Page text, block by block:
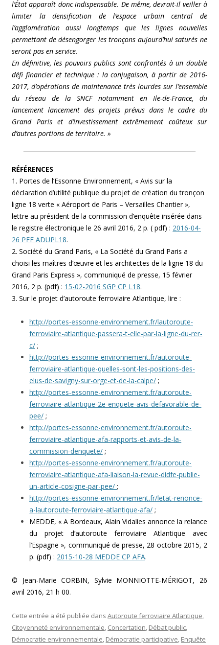
l’État apparaît donc indispensable. De même, devrait-il veiller à
limiter la densification de l’espace urbain central de
l’agglomération aussi longtemps que les lignes nouvelles
permettant de désengorger les tronçons aujourd’hui saturés ne
seront pas en service.
En définitive, les pouvoirs publics sont confrontés à un double
défi financier et technique : la conjugaison, à partir de 2016-
2017, d’opérations de maintenance très lourdes sur l’ensemble
du réseau de la SNCF notamment en Ile-de-France, du
lancement lancement des projets prévus dans le cadre du
Grand Paris et d’investissement extrêmement coûteux sur
d’autres portions de territoire. »
RÉFÉRENCES
1. Portes de l’Essonne Environnement, « Avis sur la
déclaration d’utilité publique du projet de création du tronçon
ligne 18 verte « Aéroport de Paris – Versailles Chantier »,
lettre au président de la commission d’enquête insérée dans
le registre électronique le 26 avril 2016, 2 p. ( pdf) : 2016-04-
26 PEE ADUPL18.
2. Société du Grand Paris, « La Société du Grand Paris a
choisi les maîtres d’œuvre et les architectes de la ligne 18 du
Grand Paris Express », communiqué de presse, 15 février
2016, 2 p. (pdf) : 15-02-2016 SGP CP L18.
3. Sur le projet d’autoroute ferroviaire Atlantique, lire :
http://portes-essonne-environnement.fr/lautoroute-
ferroviaire-atlantique-passera-t-elle-par-la-ligne-du-rer-
c/ ;
http://portes-essonne-environnement.fr/autoroute-
ferroviaire-atlantique-quelles-sont-les-positions-des-
elus-de-savigny-sur-orge-et-de-la-calpe/ ;
http://portes-essonne-environnement.fr/autoroute-
ferroviaire-atlantique-2e-enquete-avis-defavorable-de-
pee/ ;
http://portes-essonne-environnement.fr/autoroute-
ferroviaire-atlantique-afa-rapports-et-avis-de-la-
commission-denquete/ ;
http://portes-essonne-environnement.fr/autoroute-
ferroviaire-atlantique-afa-liaison-la-revue-didfe-publie-
un-article-cosigne-par-pee/ ;
http://portes-essonne-environnement.fr/letat-renonce-
a-lautoroute-ferroviaire-atlantique-afa/ ;
MEDDE, « A Bordeaux, Alain Vidalies annonce la relance
du projet d’autoroute ferroviaire Atlantique avec
l’Espagne », communiqué de presse, 28 octobre 2015, 2
p. (pdf) : 2015-10-28 MEDDE CP AFA.
© Jean-Marie CORBIN, Sylvie MONNIOTTE-MÉRIGOT, 26
avril 2016, 21 h 00.
Cette entrée a été publiée dans Autoroute ferroviaire Atlantique,
Citoyenneté environnementale, Concertation, Débat public,
Démocratie environnementale, Démocratie participative, Enquête